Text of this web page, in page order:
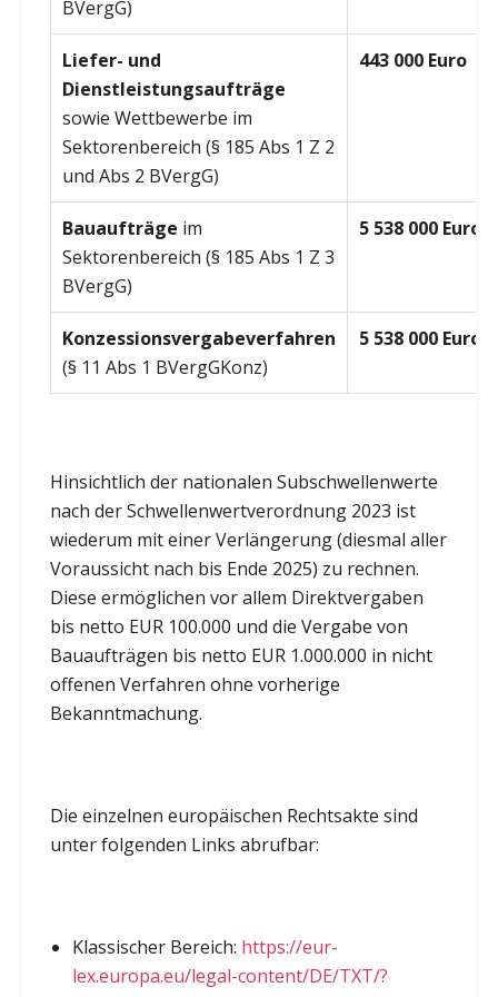
BVergG)
Liefer- und
Dienstleistungsaufträge
sowie Wettbewerbe im
Sektorenbereich (§ 185 Abs 1 Z 2
und Abs 2 BVergG)
443 000 Euro
Bauaufträge im
Sektorenbereich (§ 185 Abs 1 Z 3
BVergG)
5 538 000 Euro
Konzessionsvergabeverfahren
(§ 11 Abs 1 BVergGKonz)
5 538 000 Euro
Hinsichtlich der nationalen Subschwellenwerte
nach der Schwellenwertverordnung 2023 ist
wiederum mit einer Verlängerung (diesmal aller
Voraussicht nach bis Ende 2025) zu rechnen.
Diese ermöglichen vor allem Direktvergaben
bis netto EUR 100.000 und die Vergabe von
Bauaufträgen bis netto EUR 1.000.000 in nicht
offenen Verfahren ohne vorherige
Bekanntmachung.
Die einzelnen europäischen Rechtsakte sind
unter folgenden Links abrufbar:
Klassischer Bereich: https://eur-
lex.europa.eu/legal-content/DE/TXT/?